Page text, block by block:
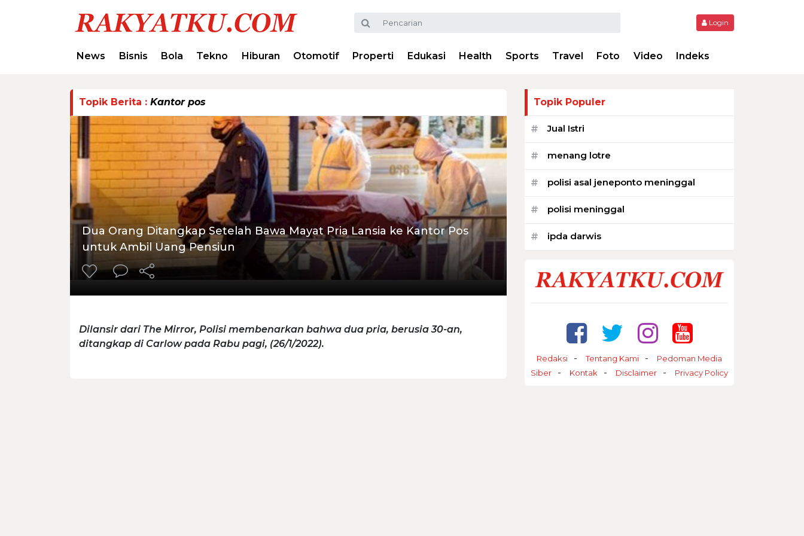
Login
News Bisnis Bola Tekno Hiburan Otomotif Properti Edukasi Health Sports Travel Foto Video Indeks
Topik Berita : Kantor pos
Dua Orang Ditangkap Setelah Bawa Mayat Pria Lansia ke Kantor Pos
untuk Ambil Uang Pensiun
Dilansir dari The Mirror, Polisi membenarkan bahwa dua pria, berusia 30-an,
ditangkap di Carlow pada Rabu pagi, (26/1/2022).
Topik Populer
# Jual Istri
# menang lotre
# polisi asal jeneponto meninggal
# polisi meninggal
# ipda darwis
Redaksi Tentang Kami
Pedoman Media
Siber
Kontak Disclaimer Privacy Policy